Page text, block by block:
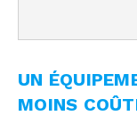
UN
MOINS